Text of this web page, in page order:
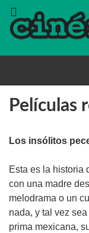
Películas
Los insólitos
Esta es la historia
con una madre
melodrama o un
nada, y tal vez
prima mexicana,